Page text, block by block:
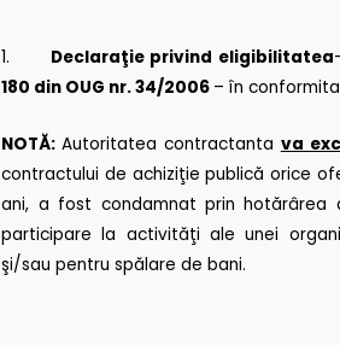
1. Declaraţie privind eligibilitatea
180 din OUG nr. 34/2006 – în
NOTĂ:Autoritatea contractanta va
contractului de achiziţie publică orice
ani, a fost condamnat prin hotărârea
participare la activităţi ale unei
şi/sau pentru spălare de bani.